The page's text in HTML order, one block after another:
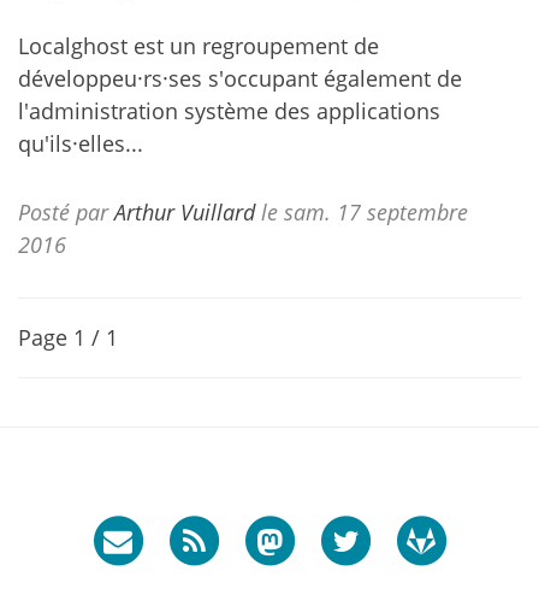
Localghost est un regroupement de
développeu·rs·ses s'occupant également de
l'administration système des applications
qu'ils·elles...
Posté parArthur Vuillardle sam. 17 septembre
2016
Page 1 / 1